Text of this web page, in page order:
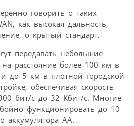
говорить о таких
как высокая дальность,
открытый стандарт.
передавать небольшие
расстояние более 100 км в
и до 5 км в плотной городской
обеспечивая скорость
бит/с до 32 Кбит/с. Многие
функционировать до 10
аккумулятора AA.